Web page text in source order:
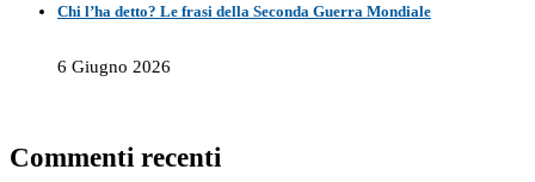
Chi l’ha detto? Le frasi della Seconda Guerra Mondiale
6 Giugno 2026
Commenti recenti